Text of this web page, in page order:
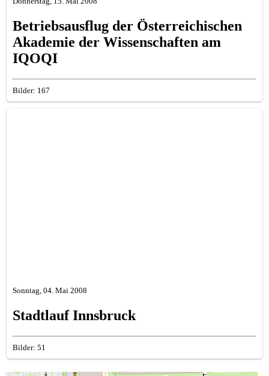
Betriebsausflug der Österreichischen
Akademie der Wissenschaften am
IQOQI
Bilder: 167
Sonntag, 04. Mai 2008
Stadtlauf Innsbruck
Bilder: 51